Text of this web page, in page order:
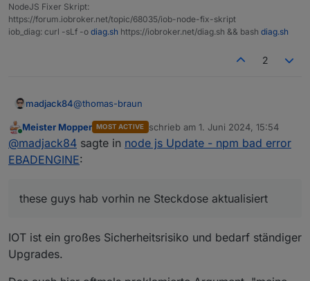
NodeJS Fixer Skript:
https://forum.iobroker.net/topic/68035/iob-node-fix-skript
iob_diag: curl -sLf -o diag.sh https://iobroker.net/diag.sh && bash diag.sh
2
madjack84@thomas-braun
https://tasmota.github.io/docs/Upgrading/
these guys :D :D :D hab vorhin ne Steckdose
Online
Meister Mopper MOST ACTIVE schrieb am 1. Juni 2024, 15:54
zuletzt editiert von
@madjack84 sagte in node js Update - npm bad error
EBADENGINE:
these guys hab vorhin ne Steckdose aktualisiert
IOT ist ein großes Sicherheitsrisiko und bedarf ständiger
Upgrades.